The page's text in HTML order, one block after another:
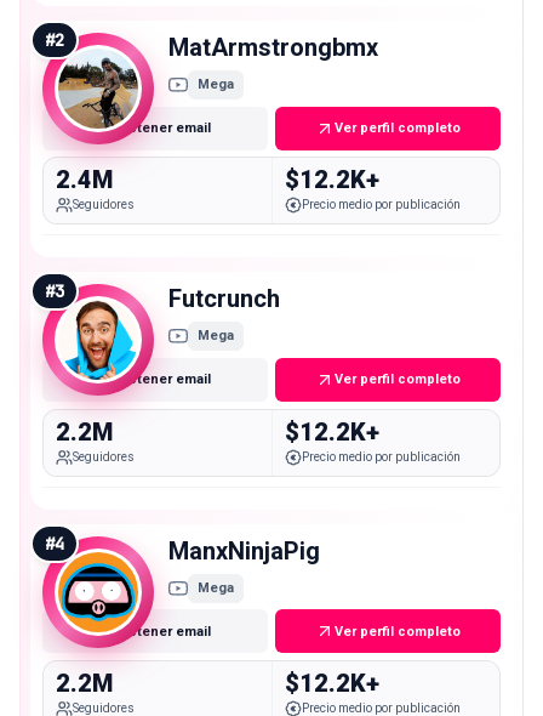
#2 MatArmstrongbmx
Mega
Obtener email Ver perfil completo
2.4M
Seguidores
$12.2K+
Precio medio por publicación
#3 Futcrunch
Mega
Obtener email Ver perfil completo
2.2M
Seguidores
$12.2K+
Precio medio por publicación
#4 ManxNinjaPig
Mega
Obtener email Ver perfil completo
2.2M
Seguidores
$12.2K+
Precio medio por publicación